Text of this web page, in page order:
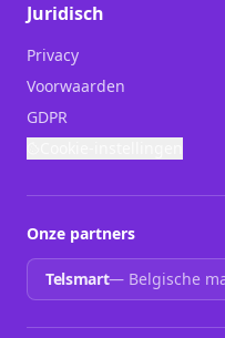
Juridisch
Privacy
Voorwaarden
GDPR
Onze partners
Telsmart— Belgische